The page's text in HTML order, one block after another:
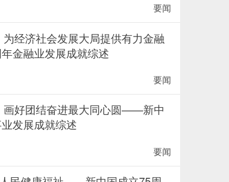
要闻
经济社会发展大局提供有力金融
金融业发展成就综述
要闻
画好团结奋进最大同心圆——新中
发展成就综述
要闻